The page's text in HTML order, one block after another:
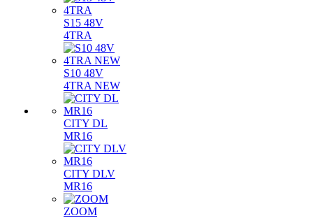
S15 48V
4TRA
S10 48V
4TRA NEW
CITY DL
MR16
CITY DLV
MR16
ZOOM